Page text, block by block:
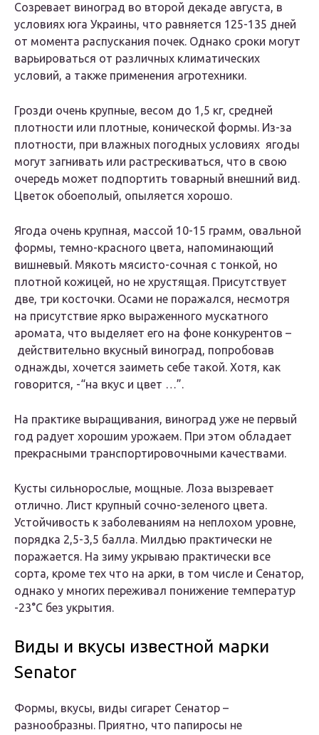
Созревает виноград во второй декаде августа, в
условиях юга Украины, что равняется 125-135 дней
от момента распускания почек. Однако сроки могут
варьироваться от различных климатических
условий, а также применения агротехники.
Грозди очень крупные, весом до 1,5 кг, средней
плотности или плотные, конической формы. Из-за
плотности, при влажных погодных условиях ягоды
могут загнивать или растрескиваться, что в свою
очередь может подпортить товарный внешний вид.
Цветок обоеполый, опыляется хорошо.
Ягода очень крупная, массой 10-15 грамм, овальной
формы, темно-красного цвета, напоминающий
вишневый. Мякоть мясисто-сочная с тонкой, но
плотной кожицей, но не хрустящая. Присутствует
две, три косточки. Осами не поражался, несмотря
на присутствие ярко выраженного мускатного
аромата, что выделяет его на фоне конкурентов –
действительно вкусный виноград, попробовав
однажды, хочется заиметь себе такой. Хотя, как
говорится, -“на вкус и цвет …”.
На практике выращивания, виноград уже не первый
год радует хорошим урожаем. При этом обладает
прекрасными транспортировочными качествами.
Кусты сильнорослые, мощные. Лоза вызревает
отлично. Лист крупный сочно-зеленого цвета.
Устойчивость к заболеваниям на неплохом уровне,
порядка 2,5-3,5 балла. Милдью практически не
поражается. На зиму укрываю практически все
сорта, кроме тех что на арки, в том числе и Сенатор,
однако у многих переживал понижение температур
-23°С без укрытия.
Виды и вкусы известной марки
Senator
Формы, вкусы, виды сигарет Сенатор –
разнообразны. Приятно, что папиросы не